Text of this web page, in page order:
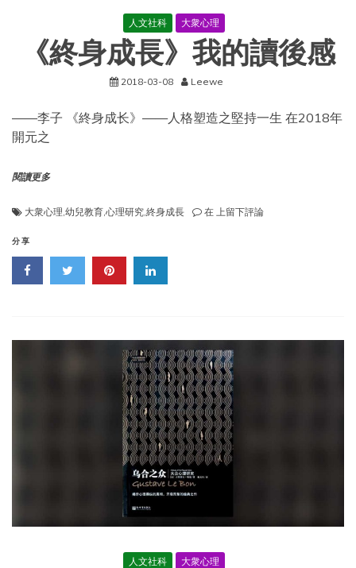
人文社科 大衆心理
《終身成長》我的讀後感
2018-03-08 Leewe
——李子 《終身成⻓》——⼈格塑造之堅持一⽣ 在2018年
開元之
閱讀更多
大衆心理,幼兒教育,心理研究,終身成長 在 《終
上留下評論
分享
人文社科 大衆心理